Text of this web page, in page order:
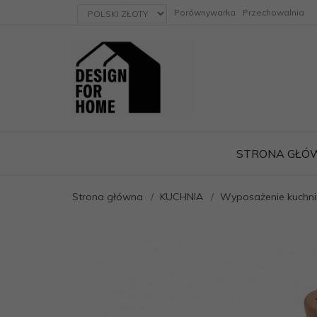
currency_h Porównywarka Przechowalnia
STRONA
Strona główna KUCHNIA Wyposażenie kuchni